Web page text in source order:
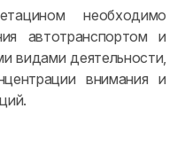
необходимо
автотранспортом и
видами деятельности,
внимания и